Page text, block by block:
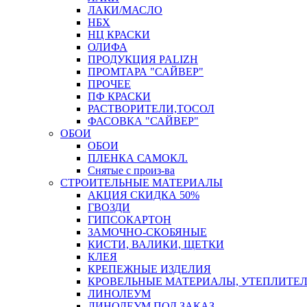
ЛАКИ/МАСЛО
НБХ
НЦ КРАСКИ
ОЛИФА
ПРОДУКЦИЯ PALIZH
ПРОМТАРА "САЙВЕР"
ПРОЧЕЕ
ПФ КРАСКИ
РАСТВОРИТЕЛИ,ТОСОЛ
ФАСОВКА "САЙВЕР"
ОБОИ
ОБОИ
ПЛЕНКА САМОКЛ.
Снятые с произ-ва
СТРОИТЕЛЬНЫЕ МАТЕРИАЛЫ
АКЦИЯ СКИДКА 50%
ГВОЗДИ
ГИПСОКАРТОН
ЗАМОЧНО-СКОБЯНЫЕ
КИСТИ, ВАЛИКИ, ЩЕТКИ
КЛЕЯ
КРЕПЕЖНЫЕ ИЗДЕЛИЯ
КРОВЕЛЬНЫЕ МАТЕРИАЛЫ,
ЛИНОЛЕУМ